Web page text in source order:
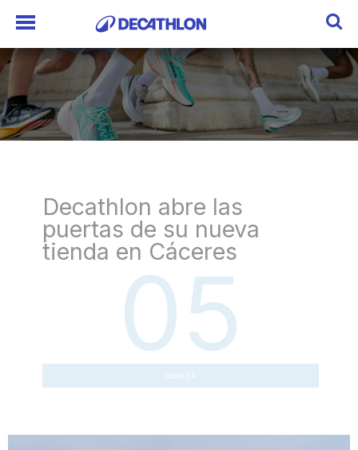
Decathlon abre las
puertas de su nueva
tienda en Cáceres
05
abril 24